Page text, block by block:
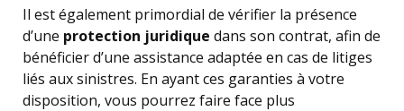
Il est également primordial de vérifier la présence
d’une protection juridique dans son contrat, afin de
bénéficier d’une assistance adaptée en cas de litiges
liés aux sinistres. En ayant ces garanties à votre
disposition, vous pourrez faire face plus